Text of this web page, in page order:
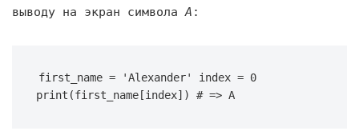
выводу на экран символаA :
first_name = 'Alexander' index = 0
print(first_name[index]) # => A